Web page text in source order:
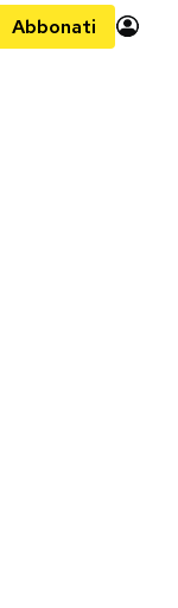
Abbonati